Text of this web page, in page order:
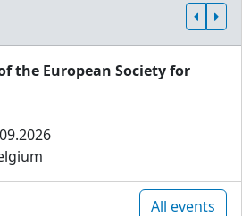
the European Society for
All events